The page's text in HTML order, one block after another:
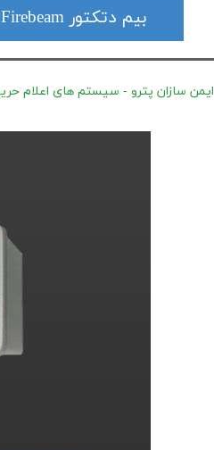
بیم دتکتور Firebeam
ایمن سازان پترو - سیستم های اعلام